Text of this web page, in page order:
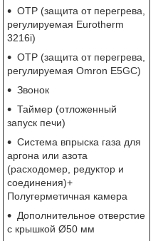
OTP (защита от перегрева,
регулируемая Eurotherm
3216i)
OTP (защита от перегрева,
регулируемая Omron E5GC)
Звонок
Таймер (отложенный
запуск печи)
Система впрыска газа для
аргона или азота
(расходомер, редуктор и
соединения)+
Полугерметичная камера
Дополнительное отверстие
с крышкой Ø50 мм